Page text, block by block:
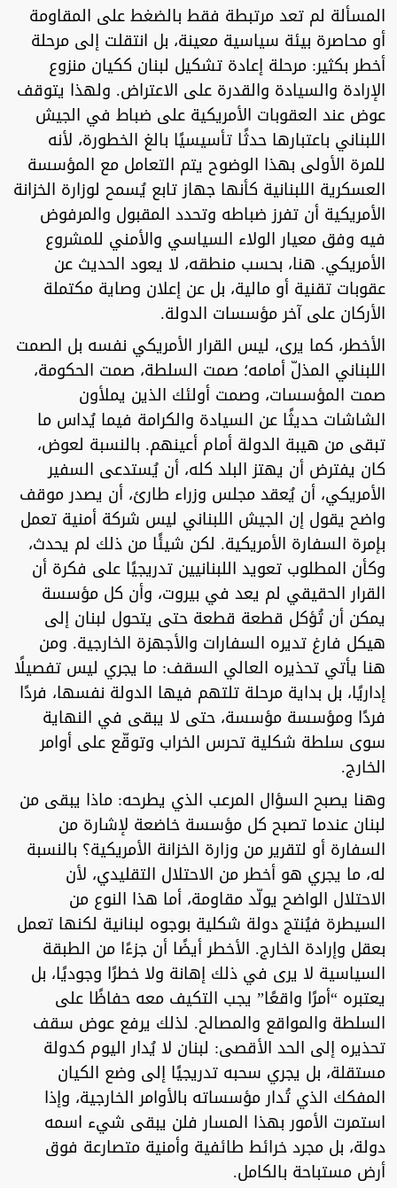
المسألة لم تعد مرتبطة فقط بالضغط على المقاومة
أو محاصرة بيئة سياسية معينة، بل انتقلت إلى مرحلة
أخطر بكثير: مرحلة إعادة تشكيل لبنان ككيان منزوع
الإرادة والسيادة والقدرة على الاعتراض. ولهذا يتوقف
عوض عند العقوبات الأمريكية على ضباط في الجيش
اللبناني باعتبارها حدثًا تأسيسيًا بالغ الخطورة، لأنه
للمرة الأولى بهذا الوضوح يتم التعامل مع المؤسسة
العسكرية اللبنانية كأنها جهاز تابع يُسمح لوزارة الخزانة
الأمريكية أن تفرز ضباطه وتحدد المقبول والمرفوض
فيه وفق معيار الولاء السياسي والأمني للمشروع
الأمريكي. هنا، بحسب منطقه، لا يعود الحديث عن
عقوبات تقنية أو مالية، بل عن إعلان وصاية مكتملة
الأركان على آخر مؤسسات الدولة.
الأخطر، كما يرى، ليس القرار الأمريكي نفسه بل الصمت
اللبناني المذلّ أمامه؛ صمت السلطة، صمت الحكومة،
صمت المؤسسات، وصمت أولئك الذين يملأون
الشاشات حديثًا عن السيادة والكرامة فيما يُداس ما
تبقى من هيبة الدولة أمام أعينهم. بالنسبة لعوض،
كان يفترض أن يهتز البلد كله، أن يُستدعى السفير
الأمريكي، أن يُعقد مجلس وزراء طارئ، أن يصدر موقف
واضح يقول إن الجيش اللبناني ليس شركة أمنية تعمل
بإمرة السفارة الأمريكية. لكن شيئًا من ذلك لم يحدث،
وكأن المطلوب تعويد اللبنانيين تدريجيًا على فكرة أن
القرار الحقيقي لم يعد في بيروت، وأن كل مؤسسة
يمكن أن تُؤكل قطعة قطعة حتى يتحول لبنان إلى
هيكل فارغ تديره السفارات والأجهزة الخارجية. ومن
هنا يأتي تحذيره العالي السقف: ما يجري ليس تفصيلًا
إداريًا، بل بداية مرحلة تلتهم فيها الدولة نفسها، فردًا
فردًا ومؤسسة مؤسسة، حتى لا يبقى في النهاية
سوى سلطة شكلية تحرس الخراب وتوقّع على أوامر
الخارج.
وهنا يصبح السؤال المرعب الذي يطرحه: ماذا يبقى من
لبنان عندما تصبح كل مؤسسة خاضعة لإشارة من
السفارة أو لتقرير من وزارة الخزانة الأمريكية؟ بالنسبة
له، ما يجري هو أخطر من الاحتلال التقليدي، لأن
الاحتلال الواضح يولّد مقاومة، أما هذا النوع من
السيطرة فيُنتج دولة شكلية بوجوه لبنانية لكنها تعمل
بعقل وإرادة الخارج. الأخطر أيضًا أن جزءًا من الطبقة
السياسية لا يرى في ذلك إهانة ولا خطرًا وجوديًا، بل
يعتبره “أمرًا واقعًا” يجب التكيف معه حفاظًا على
السلطة والمواقع والمصالح. لذلك يرفع عوض سقف
تحذيره إلى الحد الأقصى: لبنان لا يُدار اليوم كدولة
مستقلة، بل يجري سحبه تدريجيًا إلى وضع الكيان
المفكك الذي تُدار مؤسساته بالأوامر الخارجية، وإذا
استمرت الأمور بهذا المسار فلن يبقى شيء اسمه
دولة، بل مجرد خرائط طائفية وأمنية متصارعة فوق
أرض مستباحة بالكامل.